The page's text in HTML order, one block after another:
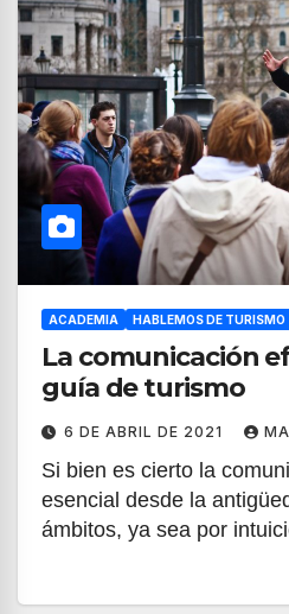
ACADEMIA HABLEMOS DE TURISMO
La comunicación
guía de turismo
6 DE ABRIL DE 2021
Si bien es cierto la
esencial desde la
ámbitos, ya sea por